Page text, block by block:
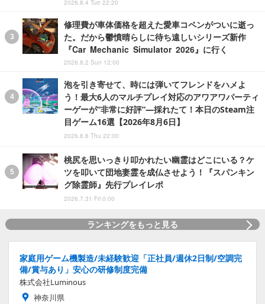
2026.8.4 Tue 22:20
修理費が車体価格を超えた愛車コペンがついに逝っ
た。だから鬱憤晴らしに待ち遠しいシリーズ新作
『Car Mechanic Simulator 2026』に行く
2026.8.2 Sun 12:00
泡を引き寄せて、時には弾いてフレンドをハメよ
う！最大6人のマルチプレイ対応のアワアワパーティ
ーゲーが“非常に好評”―採れたて！本日のSteam注
目ゲーム16選【2026年8月6日】
2026.8.6 Thu 22:00
桃尻を思いっきり叩かれたい幽霊はどこにいる？ケ
ツを叩いて団地妻霊を成仏させよう！『スパンキン
グ除霊師』先行プレイレポ
2026.7.31 Fri 0:00
ランキングをもっと見る
家庭用ゲーム機製造/未経験歓迎「正社員/週休2日制/空調完
備/賞与あり」安心の研修制度完備
株式会社Luminous
神奈川県